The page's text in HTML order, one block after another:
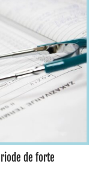
de forte